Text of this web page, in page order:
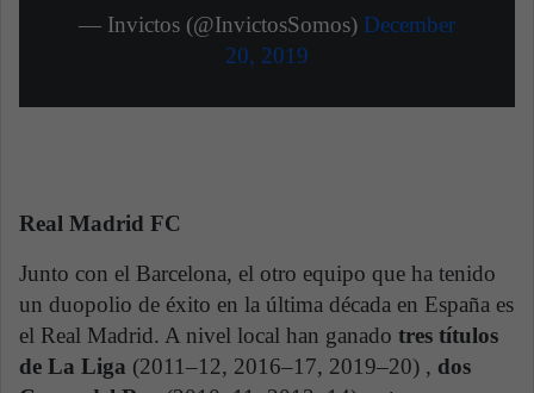
— Invictos (@InvictosSomos) December
20, 2019
Real Madrid FC
Junto con el Barcelona, el otro equipo que ha tenido
un duopolio de éxito en la última década en España es
el Real Madrid. A nivel local han ganado tres títulos
de La Liga (2011–12, 2016–17, 2019–20) , dos